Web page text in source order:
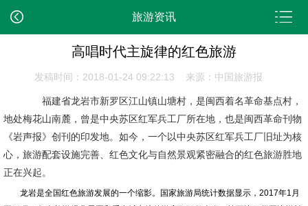
旅游资讯
高唱时代主旋律的红色旅游
发稿时间：2018-01-24 09:22:13 来源：中国旅游报
福建省龙岩市新罗区江山镇山塘村，是闽西着名革命基点村，
地处梅花山南麓，曾是中央苏区红军兵工厂所在地，也是闽西革命刊物
《岩声报》创刊的印发地。如今，一个以中央苏区红军兵工厂旧址为核
心，旅游配套设施完善、红色文化与自然景观紧密融合的红色旅游胜地
正在兴起。
龙岩是全国红色旅游发展的一个缩影。国家旅游局统计数据显示，2017年1月